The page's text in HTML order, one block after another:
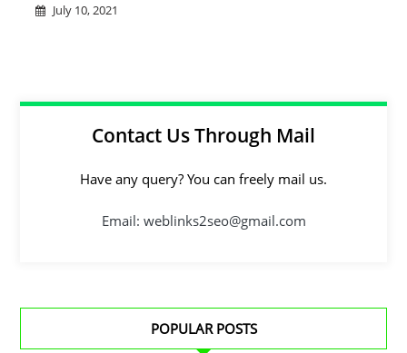
July 10, 2021
Contact Us Through Mail
Have any query? You can freely mail us.
Email: weblinks2seo@gmail.com
POPULAR POSTS